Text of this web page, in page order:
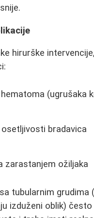
hirurške
(ugrušaka
bradavica
zarastanjem ožiljaka
tubularnim grudima
izduženi oblik)